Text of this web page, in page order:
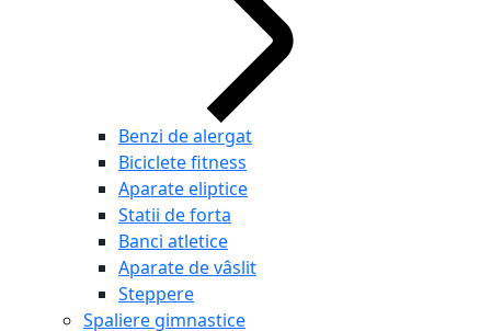
Benzi de alergat
Biciclete fitness
Aparate eliptice
Statii de forta
Banci atletice
Aparate de vâslit
Steppere
Spaliere gimnastice